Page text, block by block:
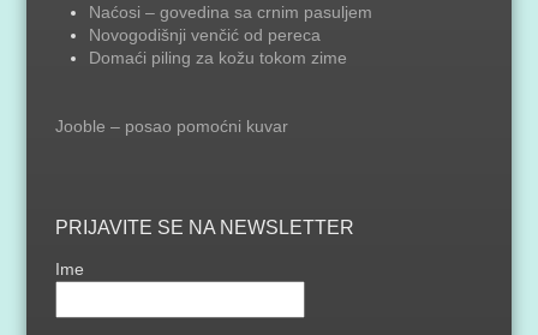
Naćosi – govedina sa crnim pasuljem
Novogodišnji venčić od pereca
Domaći piling za kožu tokom zime
Jooble – posao pomoćni kuvar
PRIJAVITE SE NA NEWSLETTER
Ime